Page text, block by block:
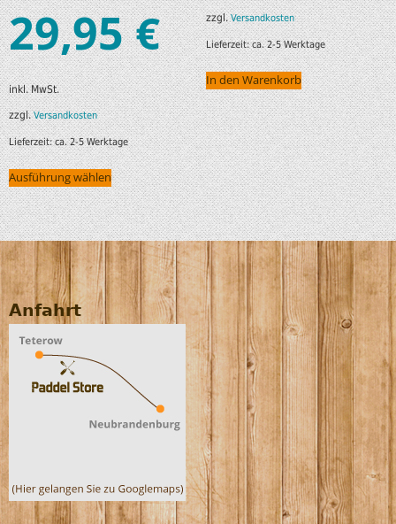
29,95€
inkl. MwSt.
zzgl.Versandkosten
Lieferzeit:ca. 2-5 Werktage
Ausführung wählen
zzgl.Versandkosten
Lieferzeit:ca. 2-5 Werktage
In den Warenkorb
Anfahrt